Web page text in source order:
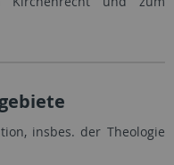
insbes. der Theologie